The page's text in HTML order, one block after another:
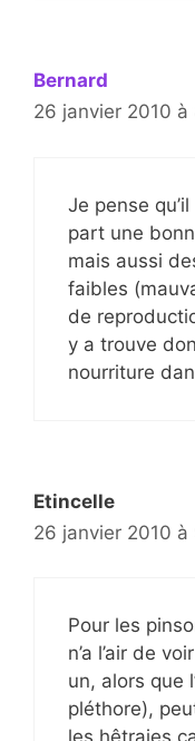
Bernard
26 janvier 2010 à
Je pense
part une
mais aussi
faibles
de
y a trouve
nourriture
Etincelle
26 janvier 2010 à
Pour les
n’a l’air de
un, alors que
pléthore),